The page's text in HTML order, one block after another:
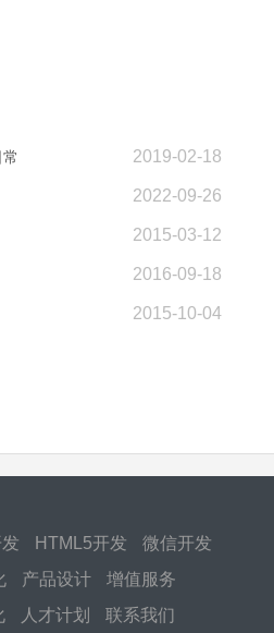
2019-02-18
2022-09-26
2015-03-12
2016-09-18
2015-10-04
HTML5开发 微信开发
产品设计 增值服务
人才计划 联系我们